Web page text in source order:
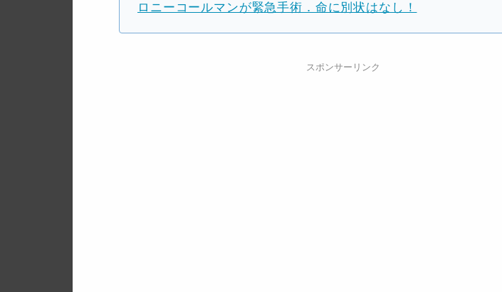
ロニーコールマンが緊急手術．命に別状はなし！
スポンサーリンク